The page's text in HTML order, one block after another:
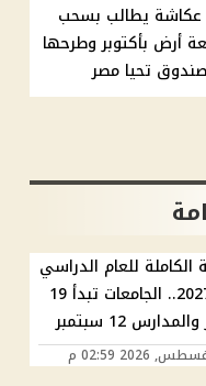
عكاشة يطالب بسحب
أرض بأكتوبر وطرحها
تحيا مصر
الكاملة للعام الدراسي
2026-2027.. الجامعات تبدأ 19
12 سبتمبر